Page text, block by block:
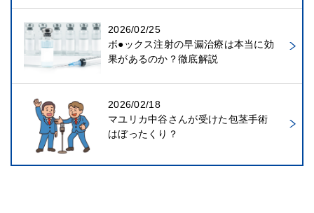
2026/02/25
ボ●ックス注射の早漏治療は本当に効
果があるのか？徹底解説
2026/02/18
マユリカ中谷さんが受けた包茎手術
はぼったくり？